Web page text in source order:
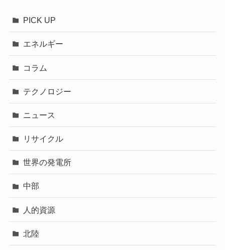
PICK UP
エネルギー
コラム
テクノロジー
ニュース
リサイクル
世界の発電所
中部
人的資源
北陸